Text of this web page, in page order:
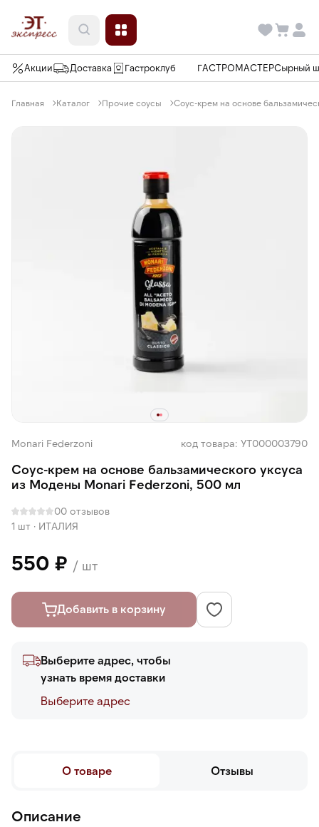
Акции Доставка Гастроклуб ГАСТРОМАСТЕРСырный
Главная Каталог Прочие соусы Соус-крем на основе
Monari Federzoni код товара: УТ000003790
Соус-крем на основе бальзамического уксуса
из Модены Monari Federzoni, 500 мл
00 отзывов
1 шт · ИТАЛИЯ
550 ₽ / шт
Добавить в корзину
Выберите адрес, чтобы
узнать время доставки
Выберите адреc
О товаре Отзывы
Описание